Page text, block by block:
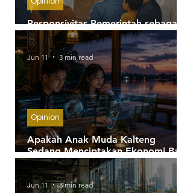
Responsivitas Pemerintah sebagai
Kunci Kepercayaan Publik
Apakah Anak Muda Kalteng
Sedang Menciptakan Ekonomi Baru
yang Tidak Terlihat?
Opinion
Jun 11 3 min read
Jun 11 3 min read